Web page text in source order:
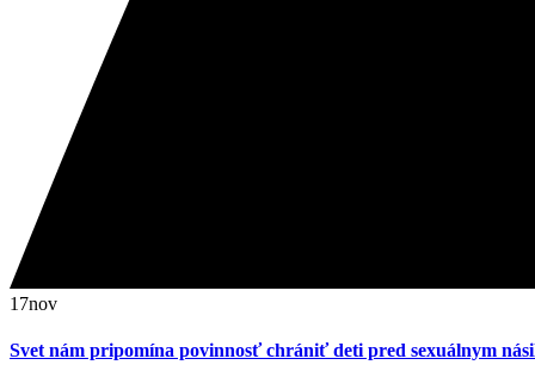
17nov
Svet nám pripomína povinnosť chrániť deti pred sexuálnym